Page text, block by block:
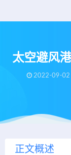
太空避风
2022-09-02
正文概述